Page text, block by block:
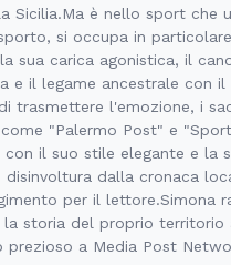
è nello sport che
si occupa in
sua carica agonistica, il
e il legame ancestrale con
trasmettere l'emozione, i
"Palermo Post" e
il suo stile elegante e la
dalla cronaca
per il lettore.Simona
storia del proprio territorio
a Media Post